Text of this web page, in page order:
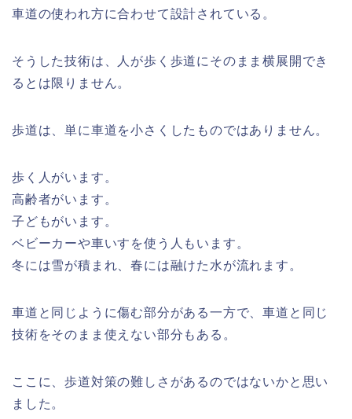
車道の使われ方に合わせて設計されている。
そうした技術は、人が歩く歩道にそのまま横展開でき
るとは限りません。
歩道は、単に車道を小さくしたものではありません。
歩く人がいます。
高齢者がいます。
子どもがいます。
ベビーカーや車いすを使う人もいます。
冬には雪が積まれ、春には融けた水が流れます。
車道と同じように傷む部分がある一方で、車道と同じ
技術をそのまま使えない部分もある。
ここに、歩道対策の難しさがあるのではないかと思い
ました。